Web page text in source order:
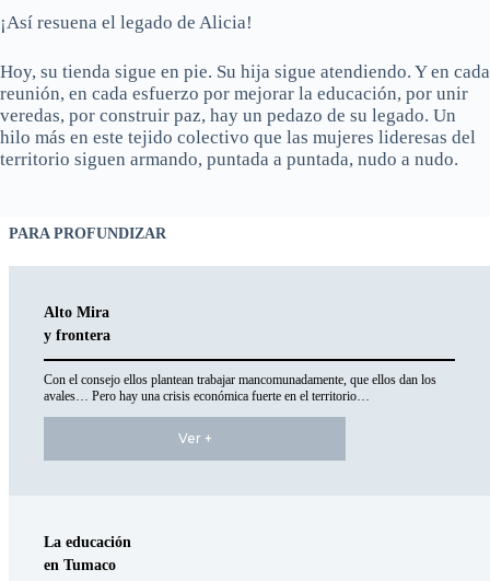
¡Así resuena el legado de Alicia!
Hoy, su tienda sigue en pie. Su hija sigue atendiendo. Y en cada
reunión, en cada esfuerzo por mejorar la educación, por unir
veredas, por construir paz, hay un pedazo de su legado. Un
hilo más en este tejido colectivo que las mujeres lideresas del
territorio siguen armando, puntada a puntada, nudo a nudo.
PARA PROFUNDIZAR
Alto Mira
y frontera
Con el consejo ellos plantean trabajar mancomunadamente, que ellos dan los
avales… Pero hay una crisis económica fuerte en el territorio…
Ver +
La educación
en Tumaco